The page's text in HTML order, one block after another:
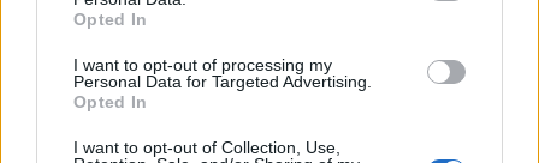
Opted In
I want to opt-out of processing my
Personal Data for Targeted Advertising.
Opted In
I want to opt-out of Collection, Use,